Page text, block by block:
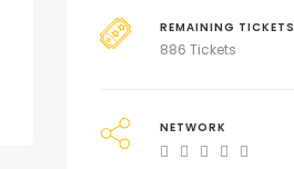
REMAINING TICKETS
886 Tickets
NETWORK